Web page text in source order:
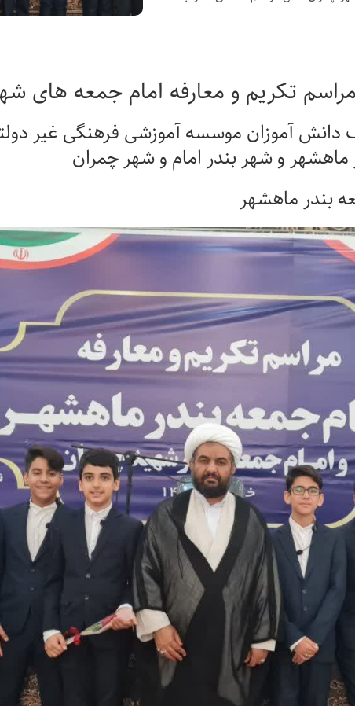
مراسم تکریم و معارفه امام جمعه های
دانش آموزان موسسه آموزشی فرهنگی غیر
ماهشهر و شهر بندر امام و شهر چمران
بندر ماهشهر